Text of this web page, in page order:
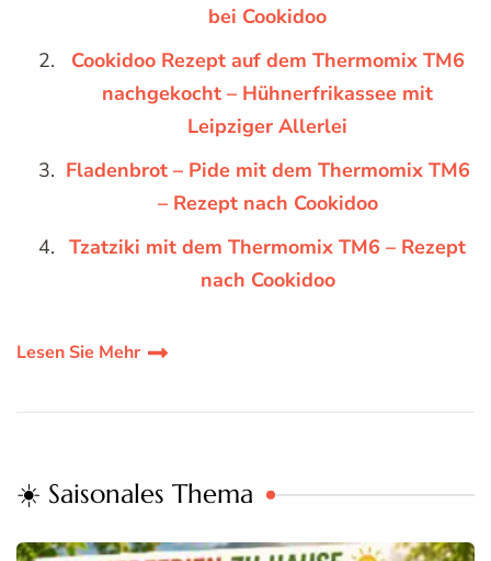
bei Cookidoo
Cookidoo Rezept auf dem Thermomix TM6
nachgekocht – Hühnerfrikassee mit
Leipziger Allerlei
Fladenbrot – Pide mit dem Thermomix TM6
– Rezept nach Cookidoo
Tzatziki mit dem Thermomix TM6 – Rezept
nach Cookidoo
Lesen Sie Mehr
☀️ Saisonales Thema